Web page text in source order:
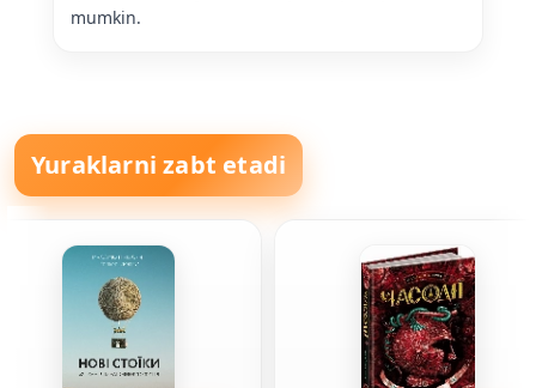
mumkin.
Yuraklarni zabt etadi